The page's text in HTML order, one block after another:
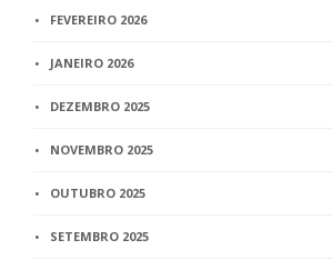
FEVEREIRO 2026
JANEIRO 2026
DEZEMBRO 2025
NOVEMBRO 2025
OUTUBRO 2025
SETEMBRO 2025